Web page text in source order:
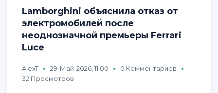
Lamborghini объяснила отказ от
электромобилей после
неоднозначной премьеры Ferrari
Luce
AlexT 29-Май-2026, 11:00
0 Комментариев
32 Просмотров